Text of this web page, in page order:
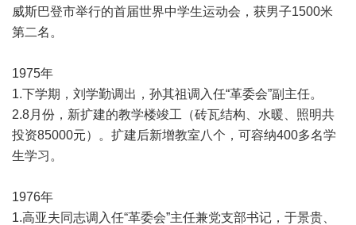
威斯巴登市举行的首届世界中学生运动会，获男子1500米
第二名。
1975年
1.下学期，刘学勤调出，孙其祖调入任“革委会”副主任。
2.8月份，新扩建的教学楼竣工（砖瓦结构、水暖、照明共
投资85000元）。扩建后新增教室八个，可容纳400多名学
生学习。
1976年
1.高亚夫同志调入任“革委会”主任兼党支部书记，于景贵、